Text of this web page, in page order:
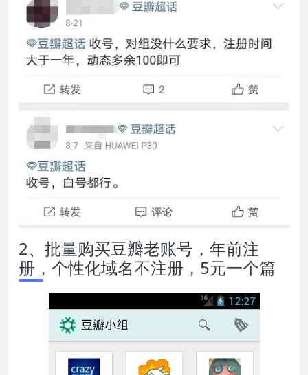
2、批量购买豆瓣老账号，年前注
册，个性化域名不注册，5元一个篇